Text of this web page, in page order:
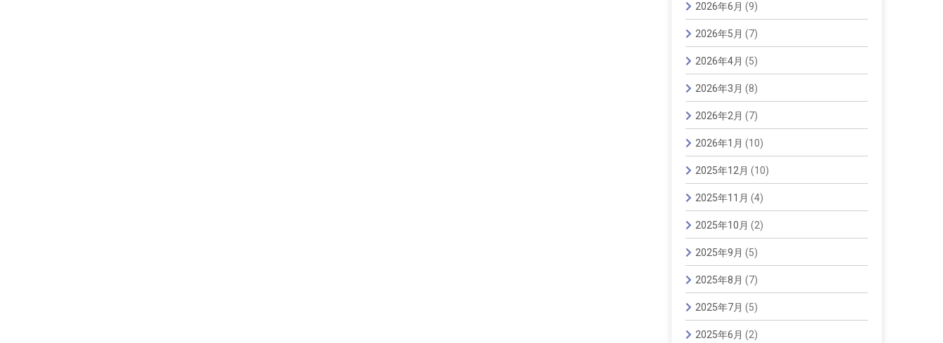
2026年6月 (9)
2026年5月 (7)
2026年4月 (5)
2026年3月 (8)
2026年2月 (7)
2026年1月 (10)
2025年12月 (10)
2025年11月 (4)
2025年10月 (2)
2025年9月 (5)
2025年8月 (7)
2025年7月 (5)
2025年6月 (2)